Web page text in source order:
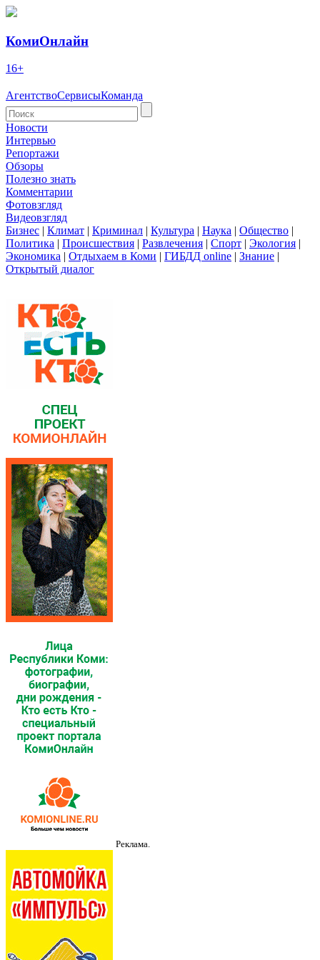
КомиОнлайн
16+
АгентствоСервисыКоманда
Новости
Интервью
Репортажи
Обзоры
Полезно знать
Комментарии
Фотовзгляд
Видеовзгляд
Бизнес | Климат | Криминал | Культура | Наука | Общество |
Политика | Происшествия | Развлечения | Спорт | Экология |
Экономика | Отдыхаем в Коми | ГИБДД online | Знание |
Открытый диалог
Реклама.